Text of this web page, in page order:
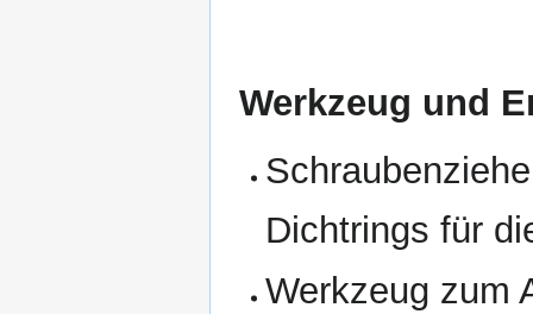
Werkzeug und
Dichtrings für
Werkzeug zum